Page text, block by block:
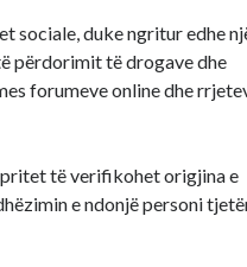
sociale, duke ngritur edhe
përdorimit të drogave dhe
forumeve online dhe
të verifikohet origjina e
e ndonjë personi